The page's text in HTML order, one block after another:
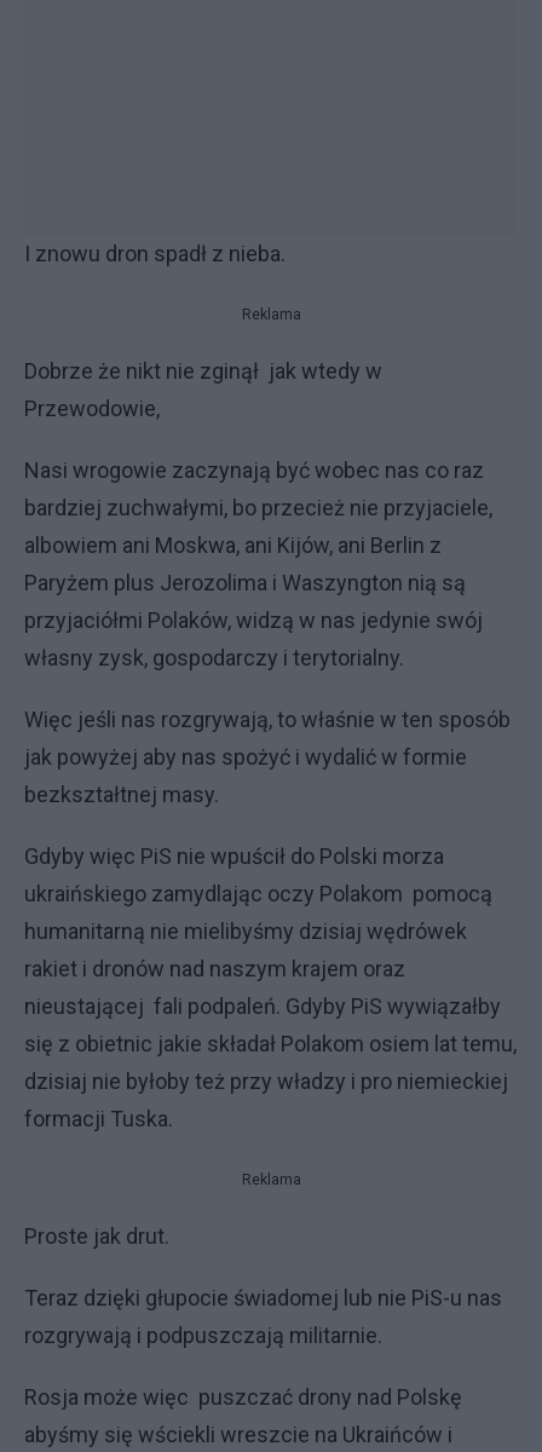
I znowu dron spadł z nieba.
Reklama
Dobrze że nikt nie zginął jak wtedy w
Przewodowie,
Nasi wrogowie zaczynają być wobec nas co raz
bardziej zuchwałymi, bo przecież nie przyjaciele,
albowiem ani Moskwa, ani Kijów, ani Berlin z
Paryżem plus Jerozolima i Waszyngton nią są
przyjaciółmi Polaków, widzą w nas jedynie swój
własny zysk, gospodarczy i terytorialny.
Więc jeśli nas rozgrywają, to właśnie w ten sposób
jak powyżej aby nas spożyć i wydalić w formie
bezkształtnej masy.
Gdyby więc PiS nie wpuścił do Polski morza
ukraińskiego zamydlając oczy Polakom pomocą
humanitarną nie mielibyśmy dzisiaj wędrówek
rakiet i dronów nad naszym krajem oraz
nieustającej fali podpaleń. Gdyby PiS wywiązałby
się z obietnic jakie składał Polakom osiem lat temu,
dzisiaj nie byłoby też przy władzy i pro niemieckiej
formacji Tuska.
Reklama
Proste jak drut.
Teraz dzięki głupocie świadomej lub nie PiS-u nas
rozgrywają i podpuszczają militarnie.
Rosja może więc puszczać drony nad Polskę
abyśmy się wściekli wreszcie na Ukraińców i